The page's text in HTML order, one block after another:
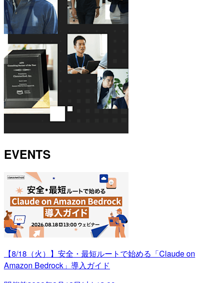
EVENTS
【8/18（火）】安全・最短ルートで始める「Claude on
Amazon Bedrock」導入ガイド